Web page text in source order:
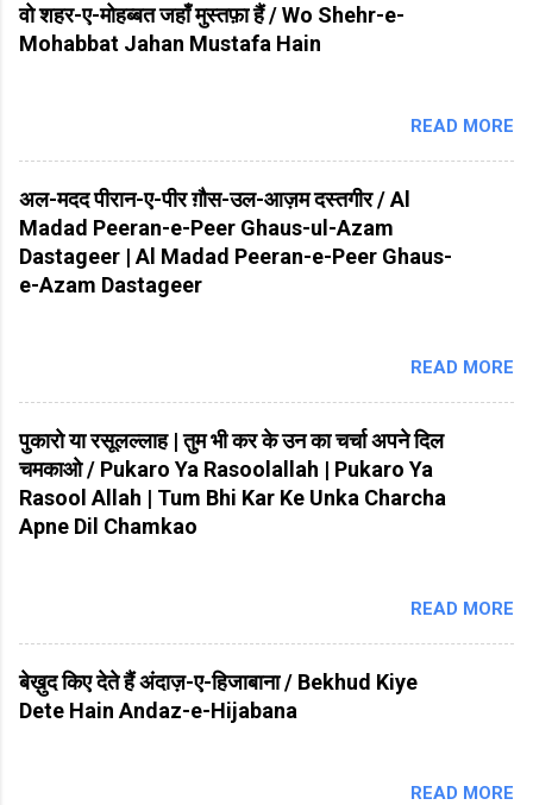
वो शहर-ए-मोहब्बत जहाँ मुस्तफ़ा हैं / Wo Shehr-e-
Mohabbat Jahan Mustafa Hain
READ MORE
अल-मदद पीरान-ए-पीर ग़ौस-उल-आज़म दस्तगीर / Al
Madad Peeran-e-Peer Ghaus-ul-Azam
Dastageer | Al Madad Peeran-e-Peer Ghaus-
e-Azam Dastageer
READ MORE
पुकारो या रसूलल्लाह | तुम भी कर के उन का चर्चा अपने दिल
चमकाओ / Pukaro Ya Rasoolallah | Pukaro Ya
Rasool Allah | Tum Bhi Kar Ke Unka Charcha
Apne Dil Chamkao
READ MORE
बेख़ुद किए देते हैं अंदाज़-ए-हिजाबाना / Bekhud Kiye
Dete Hain Andaz-e-Hijabana
READ MORE